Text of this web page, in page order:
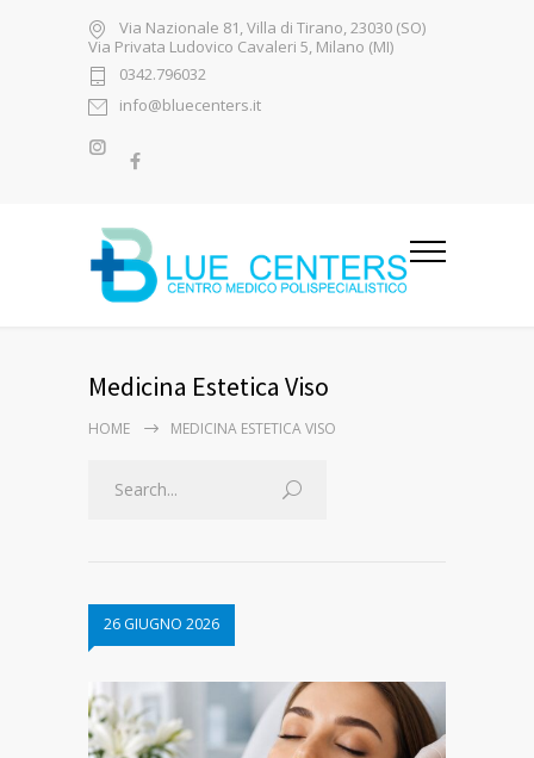
Via Nazionale 81, Villa di Tirano, 23030 (SO)
Via Privata Ludovico Cavaleri 5, Milano (MI)
0342.796032
info@bluecenters.it
Medicina Estetica Viso
HOME MEDICINA ESTETICA VISO
26 GIUGNO 2026